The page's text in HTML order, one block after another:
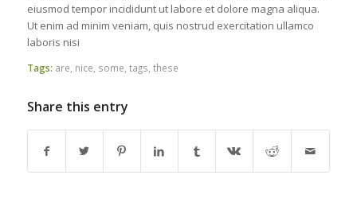
eiusmod tempor incididunt ut labore et dolore magna aliqua.
Ut enim ad minim veniam, quis nostrud exercitation ullamco
laboris nisi
Tags: are nice some tags these
Share this entry